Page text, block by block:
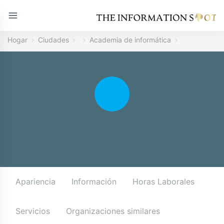
Hogar Ciudades Academia de informática
Apariencia Información Horas Laborales
Servicios Organizaciones similares